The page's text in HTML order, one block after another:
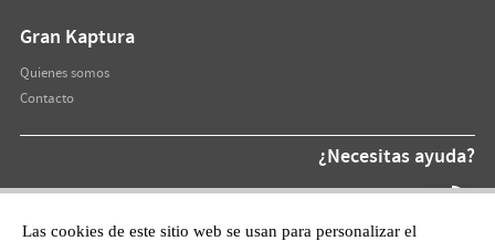
Las cookies de este sitio web se usan para personalizar el
Gran Kaptura
Quienes somos
Contacto
¿Necesitas ayuda?
Teléfono At.
872 220 055